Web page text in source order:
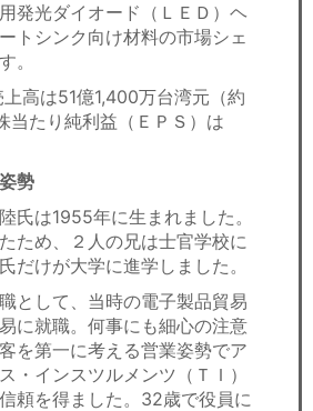
発光ダイオード（ＬＥＤ）ヘ
トシンク向け材料の市場シェ
。
高は51億1,400万台湾元（約
当たり純利益（ＥＰＳ）は
勢
氏は1955年に生まれました。
ため、２人の兄は士官学校に
だけが大学に進学しました。
として、当時の電子製品貿易
に就職。何事にも細心の注意
を第一に考える営業姿勢でア
・インスツルメンツ（ＴＩ）
頼を得ました。32歳で役員に